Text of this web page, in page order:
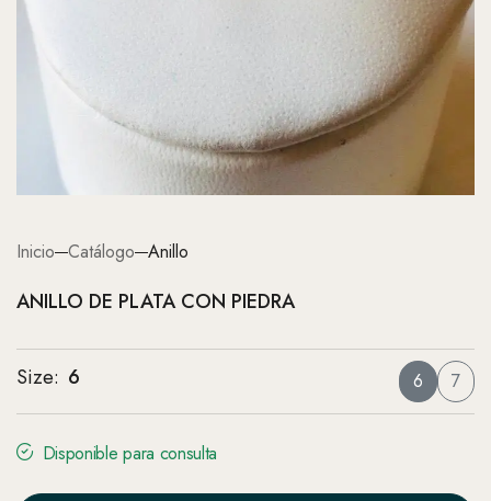
Inicio Catálogo Anillo
ANILLO DE PLATA CON PIEDRA
Size: 6 6 7
Disponible para consulta